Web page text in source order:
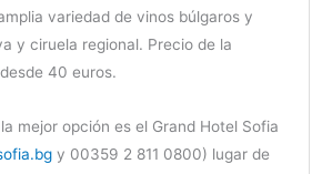
variedad de vinos búlgaros y
y ciruela regional. Precio de la
40 euros.
mejor opción es el Grand Hotel Sofia
y 00359 2 811 0800) lugar de